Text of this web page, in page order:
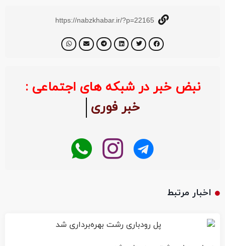
https://nabzkhabar.ir/?p=22165
نبض خبر در شبکه های اجتماعی :
خبر فوری
اخبار مرتبط